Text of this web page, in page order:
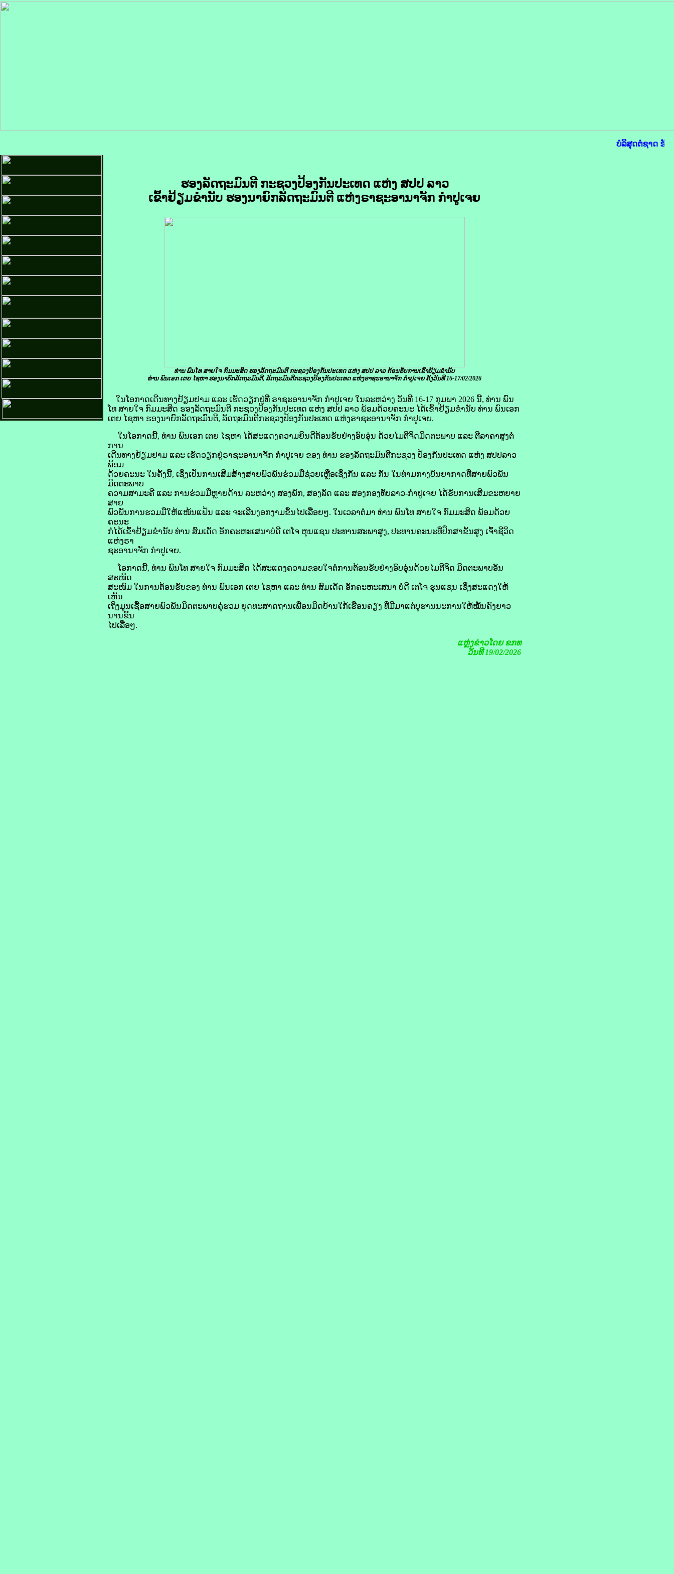
ບໍລິສຸດຕໍ່ຊາດ ຮັບ
ຮອງລັດຖະມົນຕີ ກະຊວງປ້ອງກັນປະເທດ ແຫ່ງ ສປປ ລາວ
ເຂົ້າຢ້ຽມຂໍ່ານັບ ຮອງນາຍົກລັດຖະມົນຕີ ແຫ່ງຣາຊະອານາຈັກ ກຳປູເຈຍ
ທ່ານ ພົນໂທ ສາຍໃຈ ກົມມະສິດ ຮອງລັດຖະມົນຕີ ກະຊວງປ້ອງກັນປະເທດ ແຫ່ງ ສປປ ລາວ ຕ້ອນຮັບການເຂົ້າຢ້ຽມຂໍ່ານັບ
ທ່ານ ພົນເອກ ເຕຍ ໄຊຫາ ຮອງນາຍົກລັດຖະມົນຕີ, ລັດຖະມົນຕີກະຊວງປ້ອງກັນປະເທດ ແຫ່ງຣາຊະອານາຈັກ ກຳປູເຈຍ ຄັ້ງວັນທີ 16-17/02/2026
ໃນໂອກາດເດີນທາງຢ້ຽມຢາມ ແລະ ເຮັດວຽກຢູ່ທີ່ ຣາຊະອານາຈັກ ກຳປູເຈຍ ໃນລະຫວ່າງ ວັນທີ 16-17 ກຸມພາ 2026 ນີ້, ທ່ານ ພົນ
ໂທ ສາຍໃຈ ກົມມະສິດ ຮອງລັດຖະມົນຕີ ກະຊວງປ້ອງກັນປະເທດ ແຫ່ງ ສປປ ລາວ ພ້ອມດ້ວຍຄະນະ ໄດ້ເຂົ້າຢ້ຽມຂໍ່ານັບ ທ່ານ ພົນເອກ
ເຕຍ ໄຊຫາ ຮອງນາຍົກລັດຖະມົນຕີ, ລັດຖະມົນຕີກະຊວງປ້ອງກັນປະເທດ ແຫ່ງຣາຊະອານາຈັກ ກຳປູເຈຍ.
ໃນໂອກາດນີ້, ທ່ານ ພົນເອກ ເຕຍ ໄຊຫາ ໄດ້ສະແດງຄວາມຍິນດີຕ້ອນຮັບຢ່າງອົບອຸ່ນ ດ້ວຍໄມຕີຈິດມິດຕະພາບ ແລະ ຕີລາຄາສູງຕໍ່
ການ
ເດີນທາງຢ້ຽມຢາມ ແລະ ເຮັດວຽກຢູ່ຣາຊະອານາຈັກ ກຳປູເຈຍ ຂອງ ທ່ານ ຮອງລັດຖະມົນຕີກະຊວງ ປ້ອງກັນປະເທດ ແຫ່ງ ສປປລາວ
ພ້ອມ
ດ້ວຍຄະນະ ໃນຄັ້ງນີ້, ເຊິ່ງເປັນການເສີມສ້າງສາຍພົວພັນຮ່ວມມືຊ່ວຍເຫຼືອເຊິ່ງກັນ ແລະ ກັນ ໃນທ່າມກາງບັນຍາກາດທີ່ສາຍພົວພັນ
ມິດຕະພາບ
ຄວາມສາມະຄີ ແລະ ການຮ່ວມມືຫຼາຍດ້ານ ລະຫວ່າງ ສອງພັກ, ສອງລັດ ແລະ ສອງກອງທັບລາວ-ກຳປູເຈຍ ໄດ້ຮັບການເສີມຂະຫຍາຍ
ສາຍ
ພົວພັນການຮວມມືໃຫ້ແໜ້ນແຟ້ນ ແລະ ຈະເລີນງອກງາມຂຶ້ນໄປເລື້ອຍໆ. ໃນເວລາຕໍ່ມາ ທ່ານ ພົນໂທ ສາຍໃຈ ກົມມະສິດ ພ້ອມດ້ວຍ
ຄະນະ
ກໍໄດ້ເຂົ້າຢ້ຽມຂໍ່ານັບ ທ່ານ ສົມເດັດ ອັກຄະຫະເສນາບໍດີ ເຕໂຈ ຫຸນແຊນ ປະທານສະພາສູງ, ປະທານຄະນະທີ່ປຶກສາຂັ້ນສູງ ເຈົ້າຊີວິດ
ແຫ່ງຣາ
ຊະອານາຈັກ ກຳປູເຈຍ.
ໂອກາດນີ້, ທ່ານ ພົນໂທ ສາຍໃຈ ກົມມະສິດ ໄດ້ສະແດງຄວາມຂອບໃຈຕໍ່ການຕ້ອນຮັບຢ່າງອົບອຸ່ນດ້ວຍໄມຕີຈິດ ມິດຕະພາບອັນ
ສະໜິດ
ສະໜົມ ໃນການຕ້ອນຮັບຂອງ ທ່ານ ພົນເອກ ເຕຍ ໄຊຫາ ແລະ ທ່ານ ສົມເດັດ ອັກຄະຫະເສນາ ບໍ່ດີ ເຕໂຈ ຮຸນແຊນ ເຊິ່ງສະແດງໃຫ້
ເຫັນ
ເຖິງມູນເຊື້ອສາຍພົວພັນມິດຕະພາບຄູ່ຮວມ ຍຸດທະສາດຖານເພື່ອນມິດບ້ານໃກ້ເຮືອນຄຽງ ທີ່ມີມາແຕ່ບູຮານນະການໃຫ້ໝັ້ນຄົງຍາວ
ນານຂຶ້ນ
ໄປເລື້ອໆ.
ແຫຼ່ງຂ່າວໂດຍ ຂກທ
ວັນທີ 19/02/2026